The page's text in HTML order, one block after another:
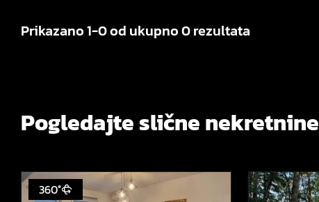
Prikazano 1-0 od ukupno 0 rezultata
Pogledajte slične nekretnine
360°